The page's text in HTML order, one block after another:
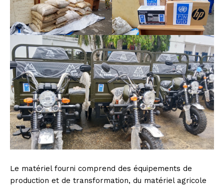
Le matériel fourni comprend des équipements de
production et de transformation, du matériel agricole